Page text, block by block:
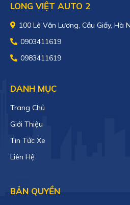
LONG VIỆT AUTO 2
100 Lê Văn Lương, Cầu Giấy, Hà
0903411619
0983411619
DANH MỤC
Trang Chủ
Giới Thiệu
Tin Tức Xe
Liên Hệ
BẢN QUYỀN